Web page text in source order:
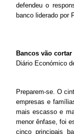
defendeu o
banco liderado por
Bancos vão
Diário Económico
Preparem-se. O
empresas e
mais escasso e
menor ênfase, foi
cinco principais